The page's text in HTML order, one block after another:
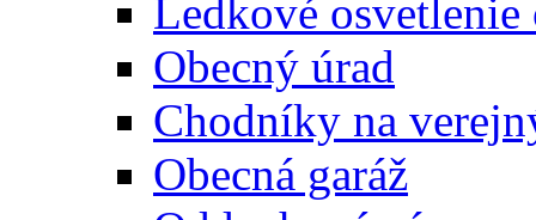
Ledkové osvetlenie
Obecný úrad
Chodníky na
Obecná garáž